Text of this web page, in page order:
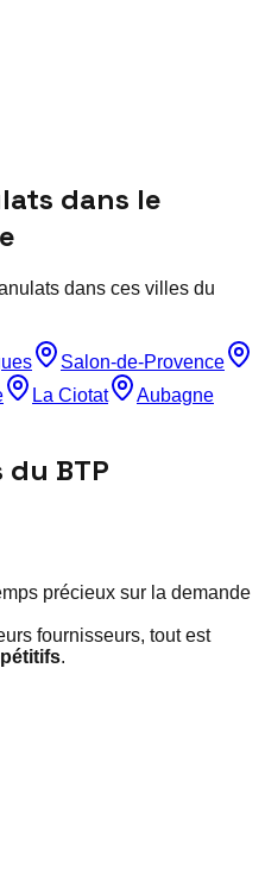
dans le
dans ces villes du
Salon-de-Provence
La Ciotat
Aubagne
BTP
précieux sur la demande
fournisseurs, tout est
.